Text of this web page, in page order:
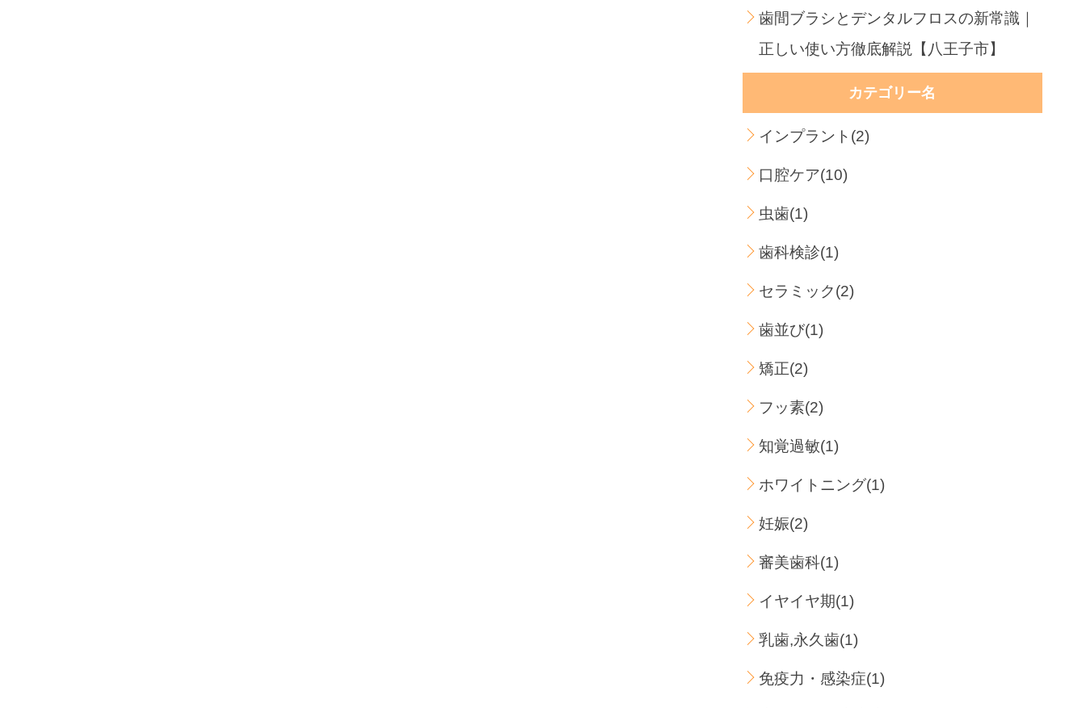
歯間ブラシとデンタルフロスの新常識｜
正しい使い方徹底解説【八王子市】
カテゴリー名
インプラント(2)
口腔ケア(10)
虫歯(1)
歯科検診(1)
セラミック(2)
歯並び(1)
矯正(2)
フッ素(2)
知覚過敏(1)
ホワイトニング(1)
妊娠(2)
審美歯科(1)
イヤイヤ期(1)
乳歯,永久歯(1)
免疫力・感染症(1)